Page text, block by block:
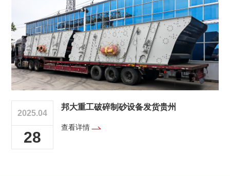
2025.04
28
邦大重工破碎制砂设备发货贵州
查看详情